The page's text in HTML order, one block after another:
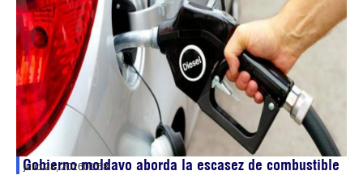
Gobierno moldavo aborda la escasez de combustible
julio 28, 202601:58